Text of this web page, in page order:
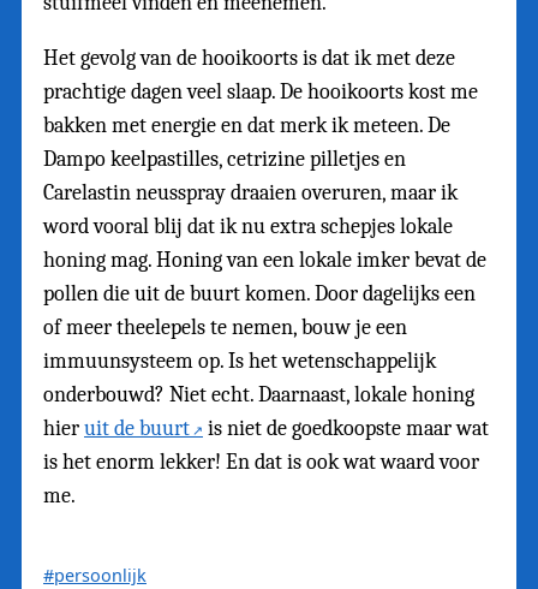
Het gevolg van de hooikoorts is dat ik met deze
prachtige dagen veel slaap. De hooikoorts kost me
bakken met energie en dat merk ik meteen. De
Dampo keelpastilles, cetrizine pilletjes en
Carelastin neusspray draaien overuren, maar ik
word vooral blij dat ik nu extra schepjes lokale
honing mag. Honing van een lokale imker bevat de
pollen die uit de buurt komen. Door dagelijks een
of meer theelepels te nemen, bouw je een
immuunsysteem op. Is het wetenschappelijk
onderbouwd? Niet echt. Daarnaast, lokale honing
hieruit de buurt
is niet de goedkoopste maar wat
is het enorm lekker! En dat is ook wat waard voor
me.
#persoonlijk